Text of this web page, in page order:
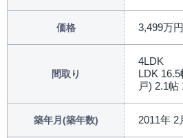
価格 3,499万円
間取り
4LDK
LDK
戸) 2.1帖
築年月(築年数) 2011年 2